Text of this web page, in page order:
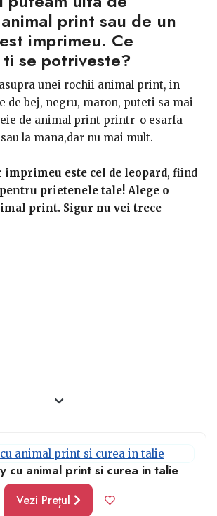
print sau de un
imprimeu. Ce
se potriveste?
unei rochii animal print, in
de bej, negru, maron, puteti sa mai
de animal print printr-o esarfa
la mana,dar nu mai mult.
imprimeu este cel de leopard, fiind
crearea modelelor de pantofi sport,
În magazinele online vei regăsi
des, indiferent de categoria de
prietenele tale! Alege o
print. Sigur nu vei trece
cu animal print si curea in talie
Vezi Prețul